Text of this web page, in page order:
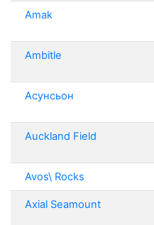
Amak
Ambitle
Асунсьон
Auckland Field
Avos\ Rocks
Axial Seamount